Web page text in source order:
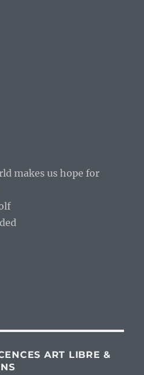
makes us hope for
ART LIBRE &